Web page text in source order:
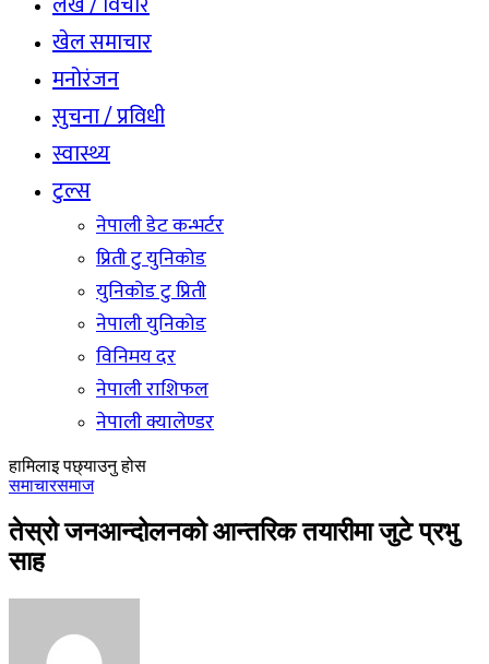
खेल समाचार
मनोरंजन
सुचना / प्रविधी
स्वास्थ्य
टुल्स
नेपाली डेट कन्भर्टर
प्रिती टु युनिकोड
युनिकोड टु प्रिती
नेपाली युनिकोड
विनिमय दर
नेपाली राशिफल
नेपाली क्यालेण्डर
हामिलाइ पछ्याउनु होस
समाचारसमाज
तेस्रो जनआन्दोलनको आन्तरिक तयारीमा जुटे प्रभु
साह